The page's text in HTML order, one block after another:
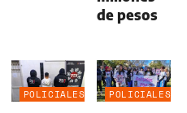
de pesos
POLICIALES POLICIALES